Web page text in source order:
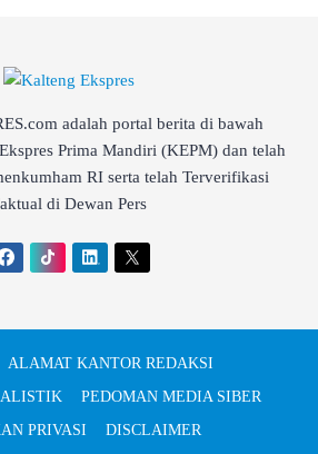
adalah portal berita di bawah
Prima Mandiri (KEPM) dan telah
RI serta telah Terverifikasi
di Dewan Pers
ALAMAT KANTOR REDAKSI
PEDOMAN MEDIA SIBER
PRIVASI
DISCLAIMER